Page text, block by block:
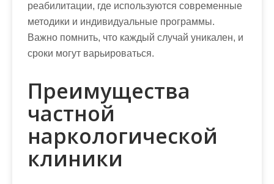
реабилитации, где используются современные
методики и индивидуальные программы.
Важно помнить, что каждый случай уникален, и
сроки могут варьироваться.
Преимущества
частной
наркологической
клиники